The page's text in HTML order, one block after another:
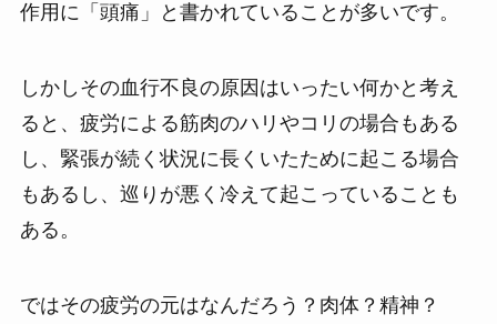
作用に「頭痛」と書かれていることが多いです。
しかしその血行不良の原因はいったい何かと考え
ると、疲労による筋肉のハリやコリの場合もある
し、緊張が続く状況に長くいたために起こる場合
もあるし、巡りが悪く冷えて起こっていることも
ある。
ではその疲労の元はなんだろう？肉体？精神？